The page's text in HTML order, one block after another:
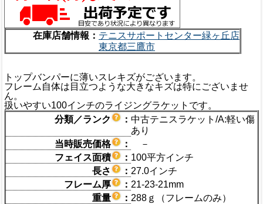
在庫店舗情報： テニスサポートセンター緑ヶ丘店
東京都三鷹市
トップバンパーに薄いスレキズがございます。
フレーム自体は目立つような大きなキズは特にございませ
ん。
扱いやすい100インチのライジングラケットです。
分類／ランク
： 中古テニスラケット/A:軽い傷
あり
当時販売価格
：
－
フェイス面積
： 100平方インチ
長さ
： 27.0インチ
フレーム厚
： 21-23-21mm
重量
： 288ｇ（フレームのみ）